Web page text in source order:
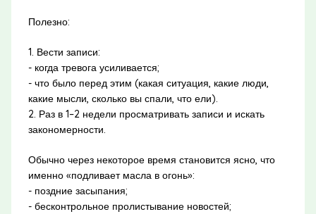
Полезно:
1. Вести записи:
- когда тревога усиливается;
- что было перед этим (какая ситуация, какие люди,
какие мысли, сколько вы спали, что ели).
2. Раз в 1–2 недели просматривать записи и искать
закономерности.
Обычно через некоторое время становится ясно, что
именно «подливает масла в огонь»:
- поздние засыпания;
- бесконтрольное пролистывание новостей;